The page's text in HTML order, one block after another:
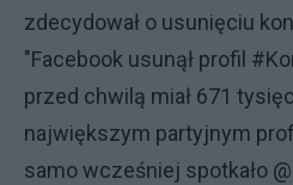
zdecydował o usunięciu
"Facebook usunął profil
przed chwilą miał 671
największym partyjnym
samo wcześniej spotkało